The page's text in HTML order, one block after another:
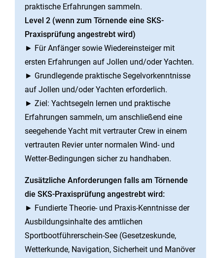
praktische Erfahrungen sammeln.
Level 2 (wenn zum Törnende eine SKS-
Praxisprüfung angestrebt wird)
► Für Anfänger sowie Wiedereinsteiger mit
ersten Erfahrungen auf Jollen und/oder Yachten.
► Grundlegende praktische Segelvorkenntnisse
auf Jollen und/oder Yachten erforderlich.
► Ziel: Yachtsegeln lernen und praktische
Erfahrungen sammeln, um anschließend eine
seegehende Yacht mit vertrauter Crew in einem
vertrauten Revier unter normalen Wind- und
Wetter-Bedingungen sicher zu handhaben.
Zusätzliche Anforderungen falls am Törnende
die SKS-Praxisprüfung angestrebt wird:
► Fundierte Theorie- und Praxis-Kenntnisse der
Ausbildungsinhalte des amtlichen
Sportbootführerschein-See (Gesetzeskunde,
Wetterkunde, Navigation, Sicherheit und Manöver